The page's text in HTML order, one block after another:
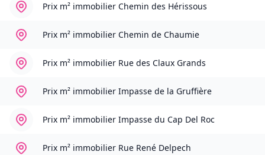
Prix m² immobilier Chemin des Hérissous
Prix m² immobilier Chemin de Chaumie
Prix m² immobilier Rue des Claux Grands
Prix m² immobilier Impasse de la Gruffière
Prix m² immobilier Impasse du Cap Del Roc
Prix m² immobilier Rue René Delpech